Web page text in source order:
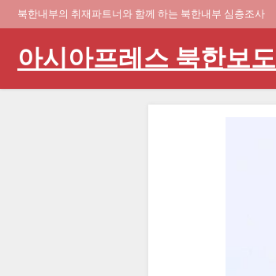
북한내부의 취재파트너와 함께 하는 북한내부 심층조사
아시아프레스 북한보도